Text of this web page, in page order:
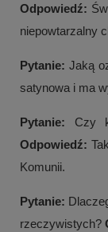
Odpowiedź:
niepowtarzalny
Pytanie: Jaką
satynowa i ma
Pytanie: Czy
Odpowiedź:
Komunii.
Pytanie:
rzeczywistych?